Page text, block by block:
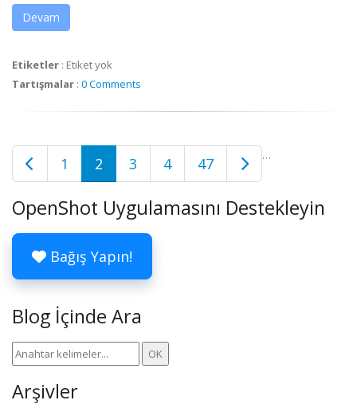
Devam
Etiketler : Etiket yok
Tartışmalar : 0 Comments
1 2 3 4 …
47
OpenShot Uygulamasını Destekleyin
Bağış Yapın!
Blog İçinde Ara
Arşivler